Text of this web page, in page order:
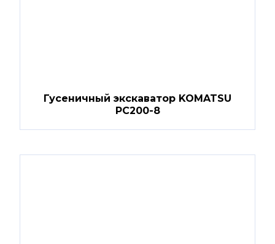
Гусеничный экскаватор KOMATSU
PC200-8